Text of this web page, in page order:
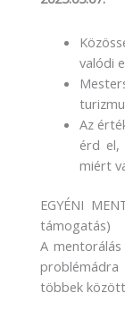
valódi
Az
érd el,
miért
EGYÉNI
támogatás)
A
többek